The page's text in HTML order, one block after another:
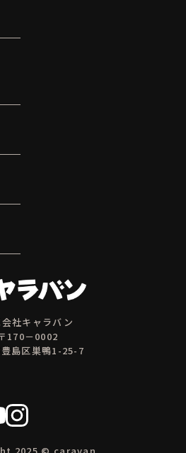
社キャラバン
170－0002
島区巣鴨1-25-7